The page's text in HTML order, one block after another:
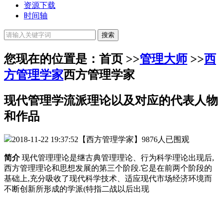
资源下载
时间轴
您现在的位置是：首页 >>管理大师 >>西
方管理学家西方管理学家
现代管理学流派理论以及对应的代表人物
和作品
2018-11-22 19:37:52 【西方管理学家】 9876人已围观
简介现代管理理论是继古典管理理论、行为科学理论出现后,
西方管理理论和思想发展的第三个阶段.它是在前两个阶段的
基础上,充分吸收了现代科学技术、适应现代市场经济环境而
不断创新所形成的学派(特指二战以后出现